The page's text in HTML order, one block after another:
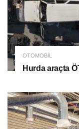
OTOMOBIL
Hurda araçta